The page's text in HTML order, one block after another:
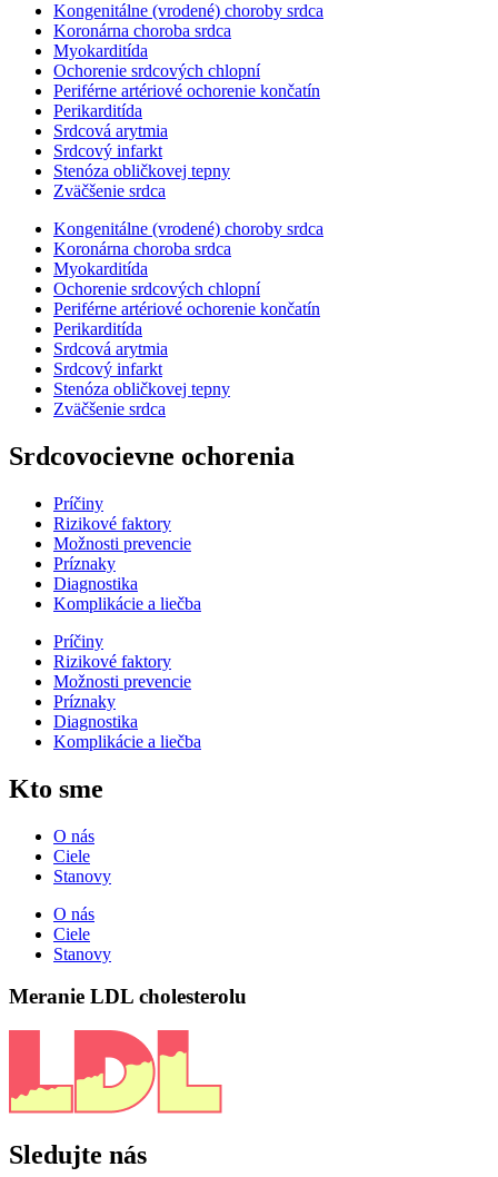
Kongenitálne (vrodené) choroby srdca
Koronárna choroba srdca
Myokarditída
Ochorenie srdcových chlopní
Periférne artériové ochorenie končatín
Perikarditída
Srdcová arytmia
Srdcový infarkt
Stenóza obličkovej tepny
Zväčšenie srdca
Kongenitálne (vrodené) choroby srdca
Koronárna choroba srdca
Myokarditída
Ochorenie srdcových chlopní
Periférne artériové ochorenie končatín
Perikarditída
Srdcová arytmia
Srdcový infarkt
Stenóza obličkovej tepny
Zväčšenie srdca
Srdcovocievne ochorenia
Príčiny
Rizikové faktory
Možnosti prevencie
Príznaky
Diagnostika
Komplikácie a liečba
Príčiny
Rizikové faktory
Možnosti prevencie
Príznaky
Diagnostika
Komplikácie a liečba
Kto sme
O nás
Ciele
Stanovy
O nás
Ciele
Stanovy
Meranie LDL cholesterolu
Sledujte nás